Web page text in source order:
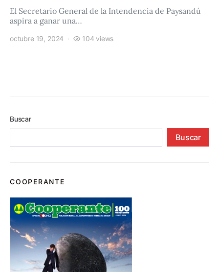
El Secretario General de la Intendencia de Paysandú
aspira a ganar una…
octubre 19, 2024 104 views
Buscar
Buscar
COOPERANTE